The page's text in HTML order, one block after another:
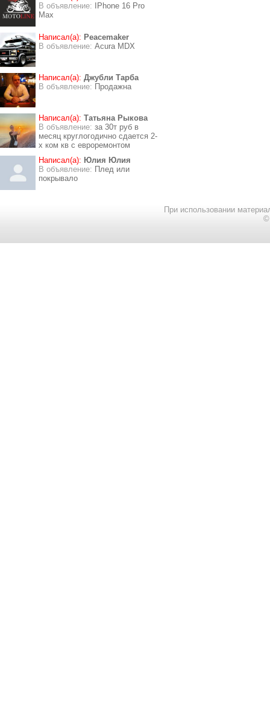
В объявление:
IPhone 16 Pro
Max
Написал(а): Peacemaker
В объявление: Acura MDX
Написал(а): Джубли Тарба
В объявление: Продажна
Написал(а): Татьяна Рыкова
В объявление: за 30т руб в
месяц круглогодично сдается 2-
х ком кв с евроремонтом
Написал(а): Юлия Юлия
В объявление: Плед или
покрывало
При использовании